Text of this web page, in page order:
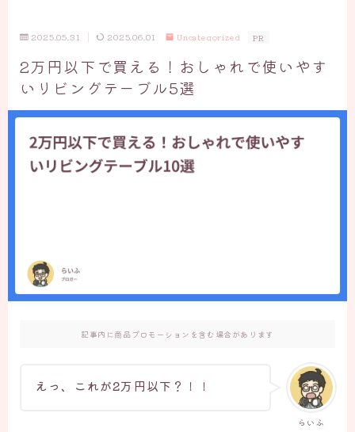
2025.05.31 2025.06.01 Uncategorized PR
2万円以下で買える！おしゃれで使いやす
いリビングテーブル5選
記事内に商品プロモーションを含む場合があります
らいふ
えっ、これが2万円以下？ ！！